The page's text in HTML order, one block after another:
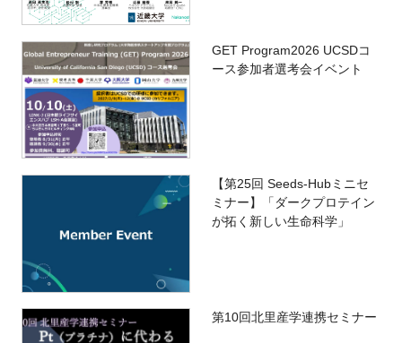
GET Program2026 UCSDコ
ース参加者選考会イベント
【第25回 Seeds-Hubミニセ
ミナー】「ダークプロテイン
が拓く新しい生命科学」
第10回北里産学連携セミナー